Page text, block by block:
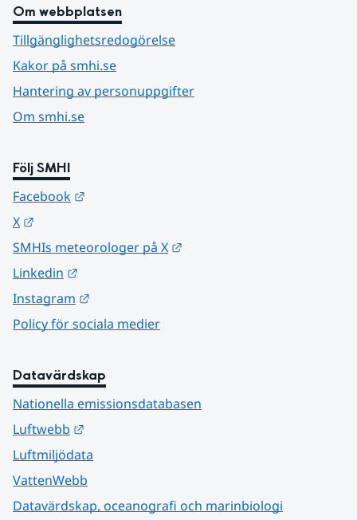
Om webbplatsen
Tillgänglighetsredogörelse
Kakor på smhi.se
Hantering av personuppgifter
Om smhi.se
Följ SMHI
Facebook
X
SMHIs meteorologer på X
Linkedin
Instagram
Policy för sociala medier
Datavärdskap
Nationella emissionsdatabasen
Luftwebb
Luftmiljödata
VattenWebb
Datavärdskap, oceanografi och marinbiologi